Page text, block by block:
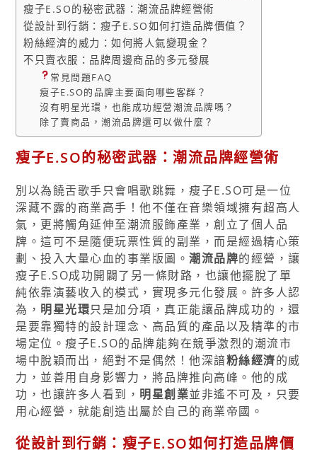
瘦子E.SO的秘密武器：潮流品牌經營術
從設計到行銷：瘦子E.SO如何打造品牌價值？
粉絲經濟的威力：如何將人氣變現金？
不只賣衣服：品牌周邊商品的多元發展
常見問題FAQ
瘦子E.SO的品牌主要面向哪些客群？
沒有明星光環，也能成功經營潮流品牌嗎？
除了賣商品，潮流品牌還可以做什麼？
瘦子E.SO的秘密武器：潮流品牌經營術
別以為饒舌歌手只會唱歌跳舞，瘦子E.SO可是一位
深藏不露的商業高手！他不僅在音樂領域擁有超高人
氣，更將觸角延伸至潮流服飾產業，創立了個人品
牌。這可不是隨便玩票性質的副業，而是經過精心策
劃、投入大量心血的事業版圖。潮流品牌的經營，讓
瘦子E.SO成功開闢了另一條財路，也讓他擺脫了單
純依靠演藝收入的模式，實現多元化發展。許多人認
為， 明星光環只是加分項，真正能讓品牌成功的，還
是要靠獨特的設計理念、高品質的產品以及精準的市
場定位。瘦子E.SO的品牌能夠在競爭激烈的潮流市
場中脫穎而出，絕對不是偶然！他深諳粉絲經濟的威
力，並善用自身影響力，將品牌推向高峰。他的成
功，也讓許多人看到， 明星創業並非遙不可及，只要
用心經營，就能創造出屬於自己的商業帝國。
從設計到行銷：瘦子E.SO如何打造品牌價